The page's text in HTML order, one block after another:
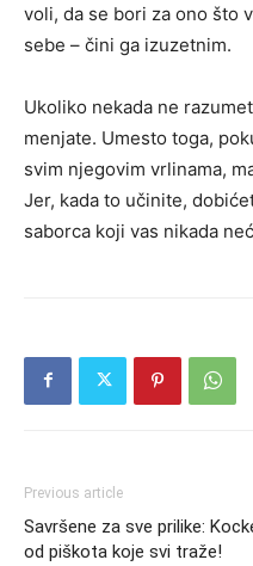
voli, da se bori za ono što
sebe – čini ga izuzetnim.
Ukoliko nekada ne
menjate. Umesto toga,
svim njegovim vrlinama,
Jer, kada to učinite,
saborca koji vas nikada
Previous article
Savršene za sve prilike:
od piškota koje svi traže!